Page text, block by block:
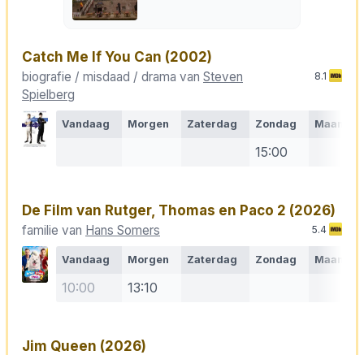
Catch Me If You Can (2002)
biografie / misdaad / drama van Steven
Spielberg
8.1
Vandaag Morgen Zaterdag Zondag Maandag
15:00
De Film van Rutger, Thomas en Paco 2 (2026)
familie van Hans Somers 5.4
Vandaag Morgen Zaterdag Zondag Maandag
10:00 13:10
Jim Queen (2026)